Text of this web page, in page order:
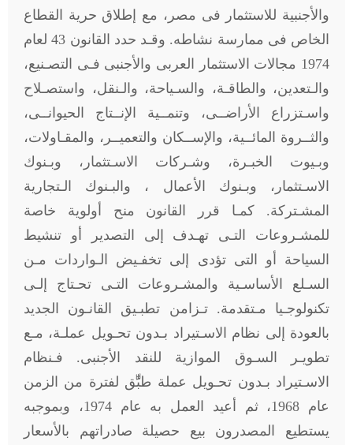
والأجنبية للاستثمار فى مصر، مع إطلاق حرية القطاع
الخاص فى ممارسة نشاطه. وقـد حدد القانون 43 لعام
1974 مجالات الاستثمار العربى والأجنبى فـى التصـنيع،
والـتعدين، والطاقـة، والسـياحة، والـنقل، واستصـلاح
واسـتزراع الأراضــى، وتنمــية الإنــتاج الحيوانــى،
والثــروة المائــية، والإســكان والتعميــر، والمقـاولات،
وبـيوت الخبـرة، وشـركات الاسـتثمار، وبـنوك
الاسـتثمار، وبـنوك الأعمال ، والبـنوك الـتجارية
المشـتركة. كمـا قرر القانون منح أولوية خاصة
للمشـروعات التـى تهـدف إلى التصدير أو تنشيط
السياحة أو التى تؤدى إلى تخفـيض الـواردات مـن
السـلع الأساسـية والمشـروعات التـى تحـتاج إلـى
تكنولوجـيا مـتقدمة. تـزامن تطبـيق القانـون الجديد
بالعودة إلى نظام الاسـتيراد بـدون تحـويل عملـة، مـع
تطويـر السـوق الموازية للنقد الأجنبى. فـنظام
الاسـتيراد بـدون تحـويل عملة طبِّّق لفترة من الزمن
عام 1968، ثم أعيد العمل به عام 1974، وبموجبه
يستطيع المصدرون بيع حصيلة صادراتهم بالأسعار